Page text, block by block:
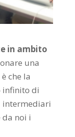
in ambito
una
che la
infinito di
intermediari
noi i